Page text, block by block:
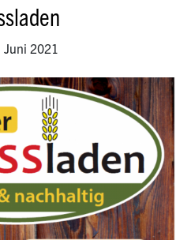
Juni 2021